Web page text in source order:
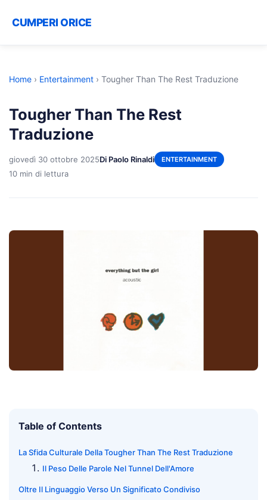
CUMPERI ORICE
Home › Entertainment › Tougher Than The Rest Traduzione
Tougher Than The Rest
Traduzione
giovedì 30 ottobre 2025Di Paolo Rinaldi ENTERTAINMENT
10 min di lettura
Table of Contents
La Sfida Culturale Della Tougher Than The Rest Traduzione
Il Peso Delle Parole Nel Tunnel Dell'Amore
Oltre Il Linguaggio Verso Un Significato Condiviso